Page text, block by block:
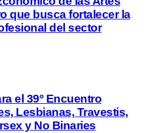
que busca fortalecer la
del sector
el 39º Encuentro
Lesbianas, Travestis,
y No Binaries